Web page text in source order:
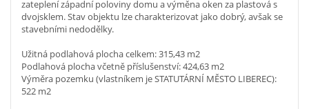
zateplení západní poloviny domu a výměna oken za plastová s
dvojsklem. Stav objektu lze charakterizovat jako dobrý, avšak se
stavebními nedodělky.
Užitná podlahová plocha celkem: 315,43 m2
Podlahová plocha včetně příslušenství: 424,63 m2
Výměra pozemku (vlastníkem je STATUTÁRNÍ MĚSTO LIBEREC):
522 m2